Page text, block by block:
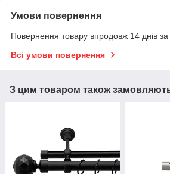
Умови повернення
Повернення товару впродовж 14 днів
Всі умови повернення
З цим товаром також